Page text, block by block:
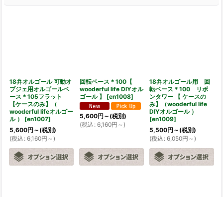
18弁オルゴール 可動オ
ブジェ用オルゴールベ
ース＊105フラット
【ケースのみ】（
wooderful lifeオルゴー
ル ）
[en1007]
5,600円 ～ (税別)
(税込 : 6,160円 ～)
回転ベース＊100【
wooderful life DIYオル
ゴール 】
[en1008]
5,600円 ～ (税別)
(税込 : 6,160円 ～)
18弁オルゴール用 回
転ベース＊100 リボ
ンタワー 【 ケースの
み】（wooderful life
DIYオルゴール ）
[en1009]
5,500円 ～ (税別)
(税込 : 6,050円 ～)